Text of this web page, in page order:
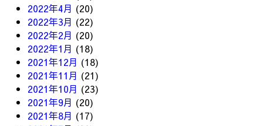
2022年4月 (20)
2022年3月 (22)
2022年2月 (20)
2022年1月 (18)
2021年12月 (18)
2021年11月 (21)
2021年10月 (23)
2021年9月 (20)
2021年8月 (17)